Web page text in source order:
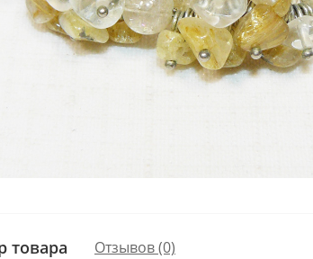
товара Отзывов (0)